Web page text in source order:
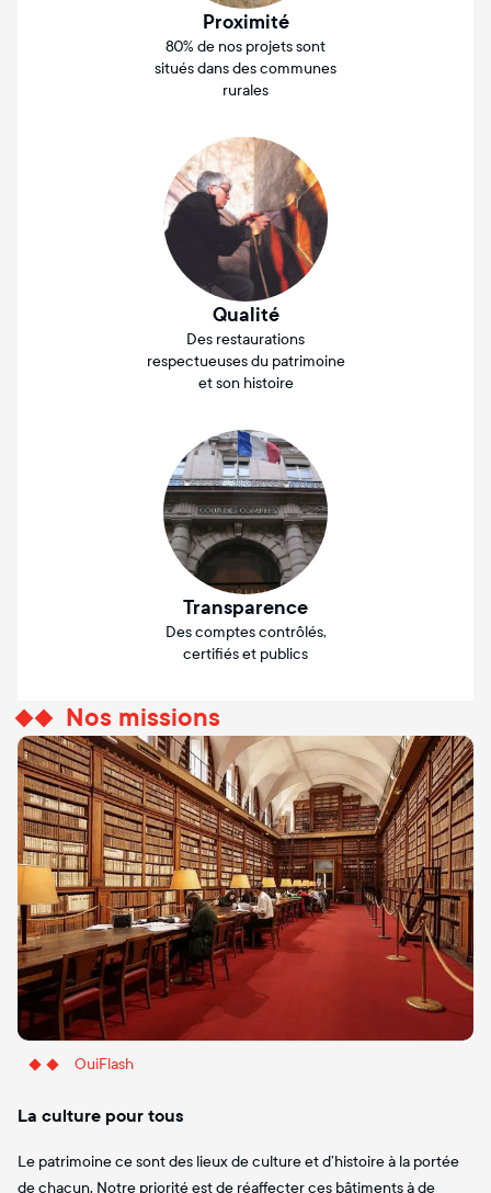
Proximité
80% de nos projets sont
situés dans des communes
rurales
Qualité
Des restaurations
respectueuses du patrimoine
et son histoire
Transparence
Des comptes contrôlés,
certifiés et publics
Nos missions
OuiFlash
La culture pour tous
Le patrimoine ce sont des lieux de culture et d’histoire à la portée
de chacun. Notre priorité est de réaffecter ces bâtiments à de